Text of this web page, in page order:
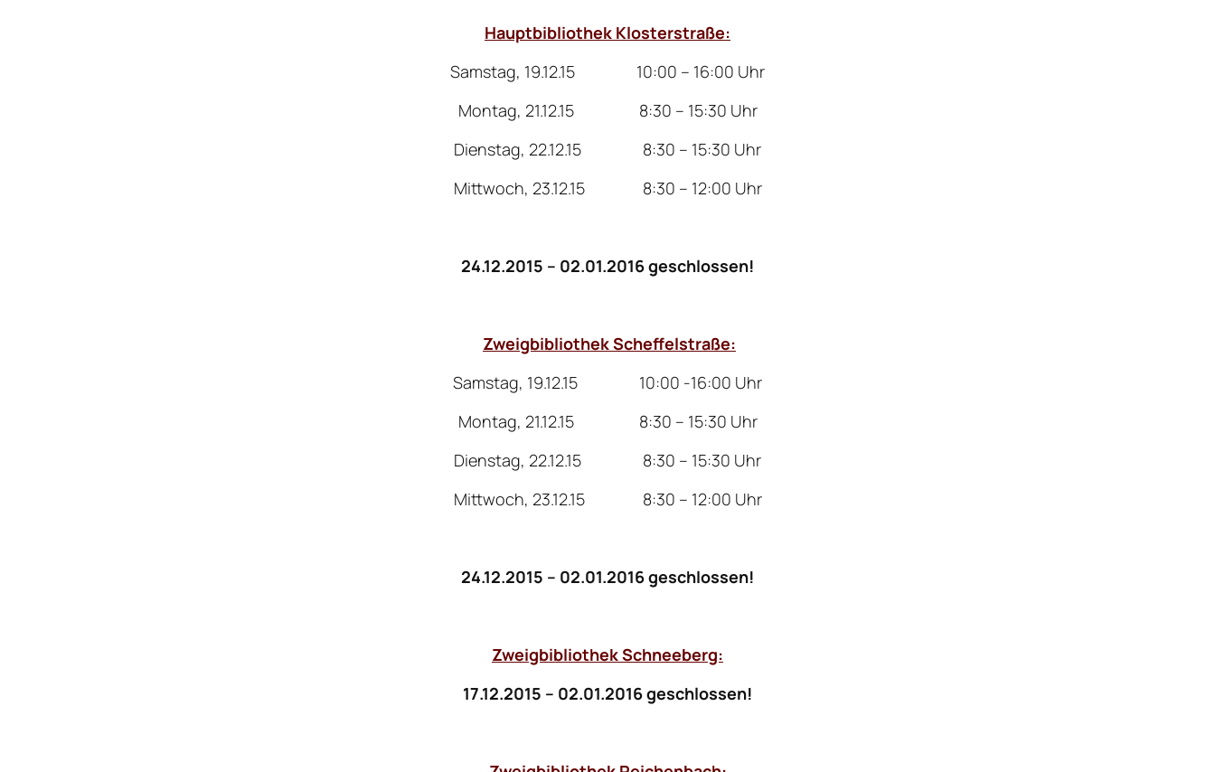
Hauptbibliothek Klosterstraße:
Samstag, 19.12.15 10:00 – 16:00 Uhr
Montag, 21.12.15 8:30 – 15:30 Uhr
Dienstag, 22.12.15 8:30 – 15:30 Uhr
Mittwoch, 23.12.15 8:30 – 12:00 Uhr
24.12.2015 – 02.01.2016 geschlossen!
Zweigbibliothek Scheffelstraße:
Samstag, 19.12.15 10:00 -16:00 Uhr
Montag, 21.12.15 8:30 – 15:30 Uhr
Dienstag, 22.12.15 8:30 – 15:30 Uhr
Mittwoch, 23.12.15 8:30 – 12:00 Uhr
24.12.2015 – 02.01.2016 geschlossen!
Zweigbibliothek Schneeberg:
17.12.2015 – 02.01.2016 geschlossen!